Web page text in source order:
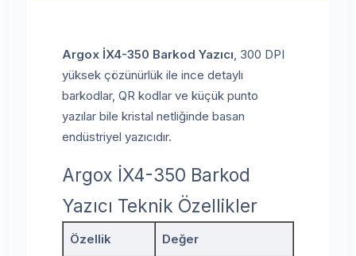
Argox İX4-350 Barkod Yazıcı, 300 DPI
yüksek çözünürlük ile ince detaylı
barkodlar, QR kodlar ve küçük punto
yazılar bile kristal netliğinde basan
endüstriyel yazıcıdır.
Argox İX4-350 Barkod
Yazıcı Teknik Özellikler
Özellik Değer